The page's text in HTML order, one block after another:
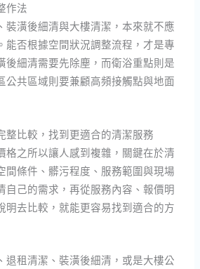
作法
裝潢後細清與大樓清潔，本來就不應
能否根據空間狀況調整流程，才是專
後細清需要先除塵，而衛浴重點則是
公共區域則要兼顧高頻接觸點與地面
整比較，找到更適合的清潔服務
格之所以讓人感到複雜，關鍵在於清
間條件、髒污程度、服務範圍與現場
自己的需求，再從服務內容、報價明
明去比較，就能更容易找到適合的方
退租清潔、裝潢後細清，或是大樓公